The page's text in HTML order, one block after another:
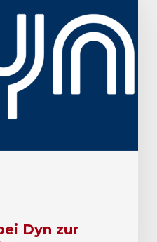
Dyn zur